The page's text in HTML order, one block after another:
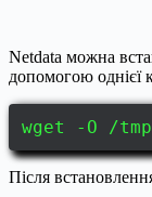
Netdata можна
допомогою однієї
wget -O /
Після